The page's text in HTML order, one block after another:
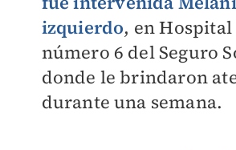
izquierdo, en
número 6 del Seguro
donde le brindaron
durante una semana.